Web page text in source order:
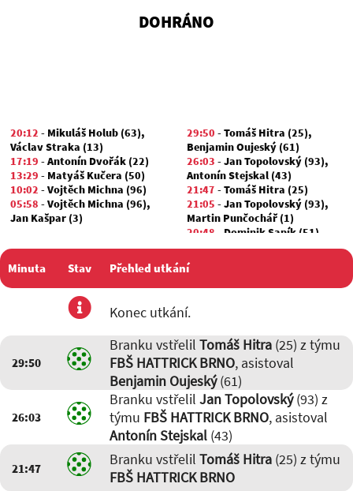
DOHRÁNO
20:12 - Mikuláš Holub (63),
Václav Straka (13)
17:19 -Antonín Dvořák (22)
13:29 - Matyáš Kučera (50)
10:02 -Vojtěch Michna (96)
05:58 -Vojtěch Michna (96),
Jan Kašpar (3)
29:50 -Tomáš Hitra (25),
Benjamin Oujeský (61)
26:03 -Jan Topolovský (93),
Antonín Stejskal (43)
21:47 -Tomáš Hitra (25)
21:05 -Jan Topolovský (93),
Martin Punčochář (1)
20:48
Dominik Sapík (51)
Robin Valtr (73)
17:35
Benjamin Oujeský (61)
17:14-Dominik Sapík (51),
Robin Valtr (73)
13:48
13:16-Jan Topolovský (93),
Tomáš Hitra (25)
09:25-Dominik Sapík (51)
09:19-Antonín Stejskal (43)
Tomáš Hitra (25)
02:38-Anton Bartovič (13)
Minuta Stav Přehled utkání
Konec utkání.
29:50
Branku vstřelil Tomáš Hitra(25) z týmu
FBŠ HATTRICK BRNO, asistoval
Benjamin Oujeský(61)
26:03
Branku vstřelil Jan Topolovský(93) z
týmu FBŠ HATTRICK BRNO, asistoval
Antonín Stejskal(43)
21:47 Branku vstřelil Tomáš Hitra(25) z týmu
FBŠ HATTRICK BRNO